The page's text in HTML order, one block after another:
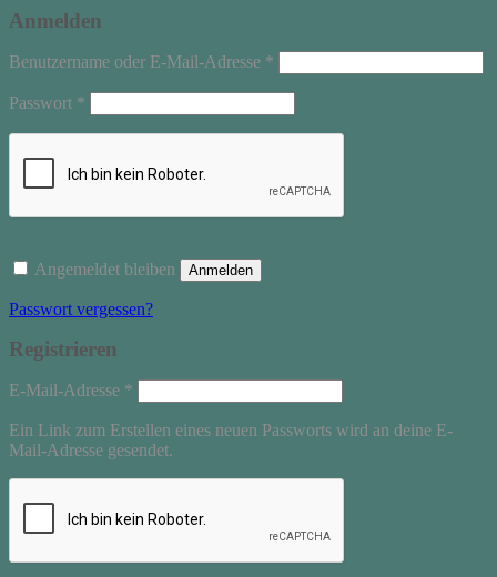
Anmelden
Benutzername oder E-Mail-Adresse *
Passwort *
Angemeldet bleiben Anmelden
Passwort vergessen?
Registrieren
E-Mail-Adresse *
Ein Link zum Erstellen eines neuen Passworts wird an deine E-
Mail-Adresse gesendet.